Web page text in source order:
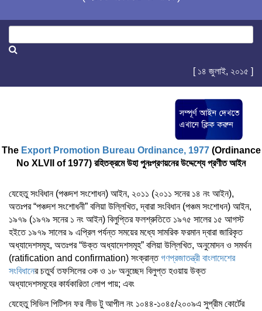
[ ১৪ জুলাই, ২০১৫ ]
The Export Promotion Bureau Ordinance, 1977(Ordinance
No XLVII of 1977) রহিতক্রমে উহা পুনঃপ্রণয়নের উদ্দেশ্যে প্রণীত আইন
যেহেতু সংবিধান (পঞ্চদশ সংশোধন) আইন, ২০১১ (২০১১ সনের ১৪ নং আইন),
অতঃপর “পঞ্চদশ সংশোধনী” বলিয়া উল্লিখিত, দ্বারা সংবিধান (পঞ্চম সংশোধন) আইন,
১৯৭৯ (১৯৭৯ সনের ১ নং আইন) বিলুপ্তির ফলশ্রুতিতে ১৯৭৫ সালের ১৫ আগস্ট
হইতে ১৯৭৯ সালের ৯ এপ্রিল পর্যন্ত সময়ের মধ্যে সামরিক ফরমান দ্বারা জারিকৃত
অধ্যাদেশসমূহ, অতঃপর “উক্ত অধ্যাদেশসমূহ” বলিয়া উল্লিখিত, অনুমোদন ও সমর্থন
(ratification and confirmation) সংক্রান্তগণপ্রজাতন্ত্রী বাংলাদেশের
সংবিধানের চতুর্থ তফসিলের ৩ক ও ১৮ অনুচ্ছেদ বিলুপ্ত হওয়ায় উক্ত
অধ্যাদেশসমূহের কার্যকারিতা লোপ পায়; এবং
যেহেতু সিভিল পিটিশন ফর লীভ টু আপীল নং ১০৪৪-১০৪৫/২০০৯এ সুপ্রীম কোর্টের